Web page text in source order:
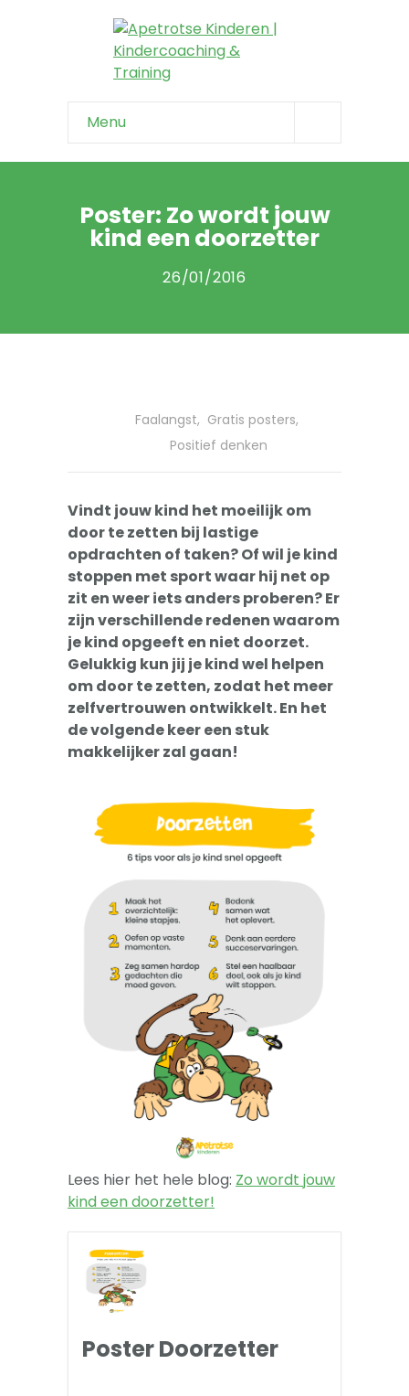
Menu
Home
Info & tips
-- Onzeker kind
-- Negatief zelfbeeld
-- Pesten
-- Gevoelig kind
-- Verlegen kind
-- Weinig vrienden
Trainingen
-- Training Zelfvertrouwen
-- Weerbaarheidstraining kind
-- Faalangst training kind
-- Sova-training kind
Artikelen
Over
Poster: Zo wordt jouw
kind een doorzetter
26/01/2016
Faalangst, Gratis posters,
Positief denken
Vindt jouw kind het moeilijk om
door te zetten bij lastige
opdrachten of taken? Of wil je kind
stoppen met sport waar hij net op
zit en weer iets anders proberen? Er
zijn verschillende redenen waarom
je kind opgeeft en niet doorzet.
Gelukkig kun jij je kind wel helpen
om door te zetten, zodat het meer
zelfvertrouwen ontwikkelt. En het
de volgende keer een stuk
makkelijker zal gaan!
Lees hier het hele blog: Zo wordt jouw
kind een doorzetter!
Poster Doorzetter